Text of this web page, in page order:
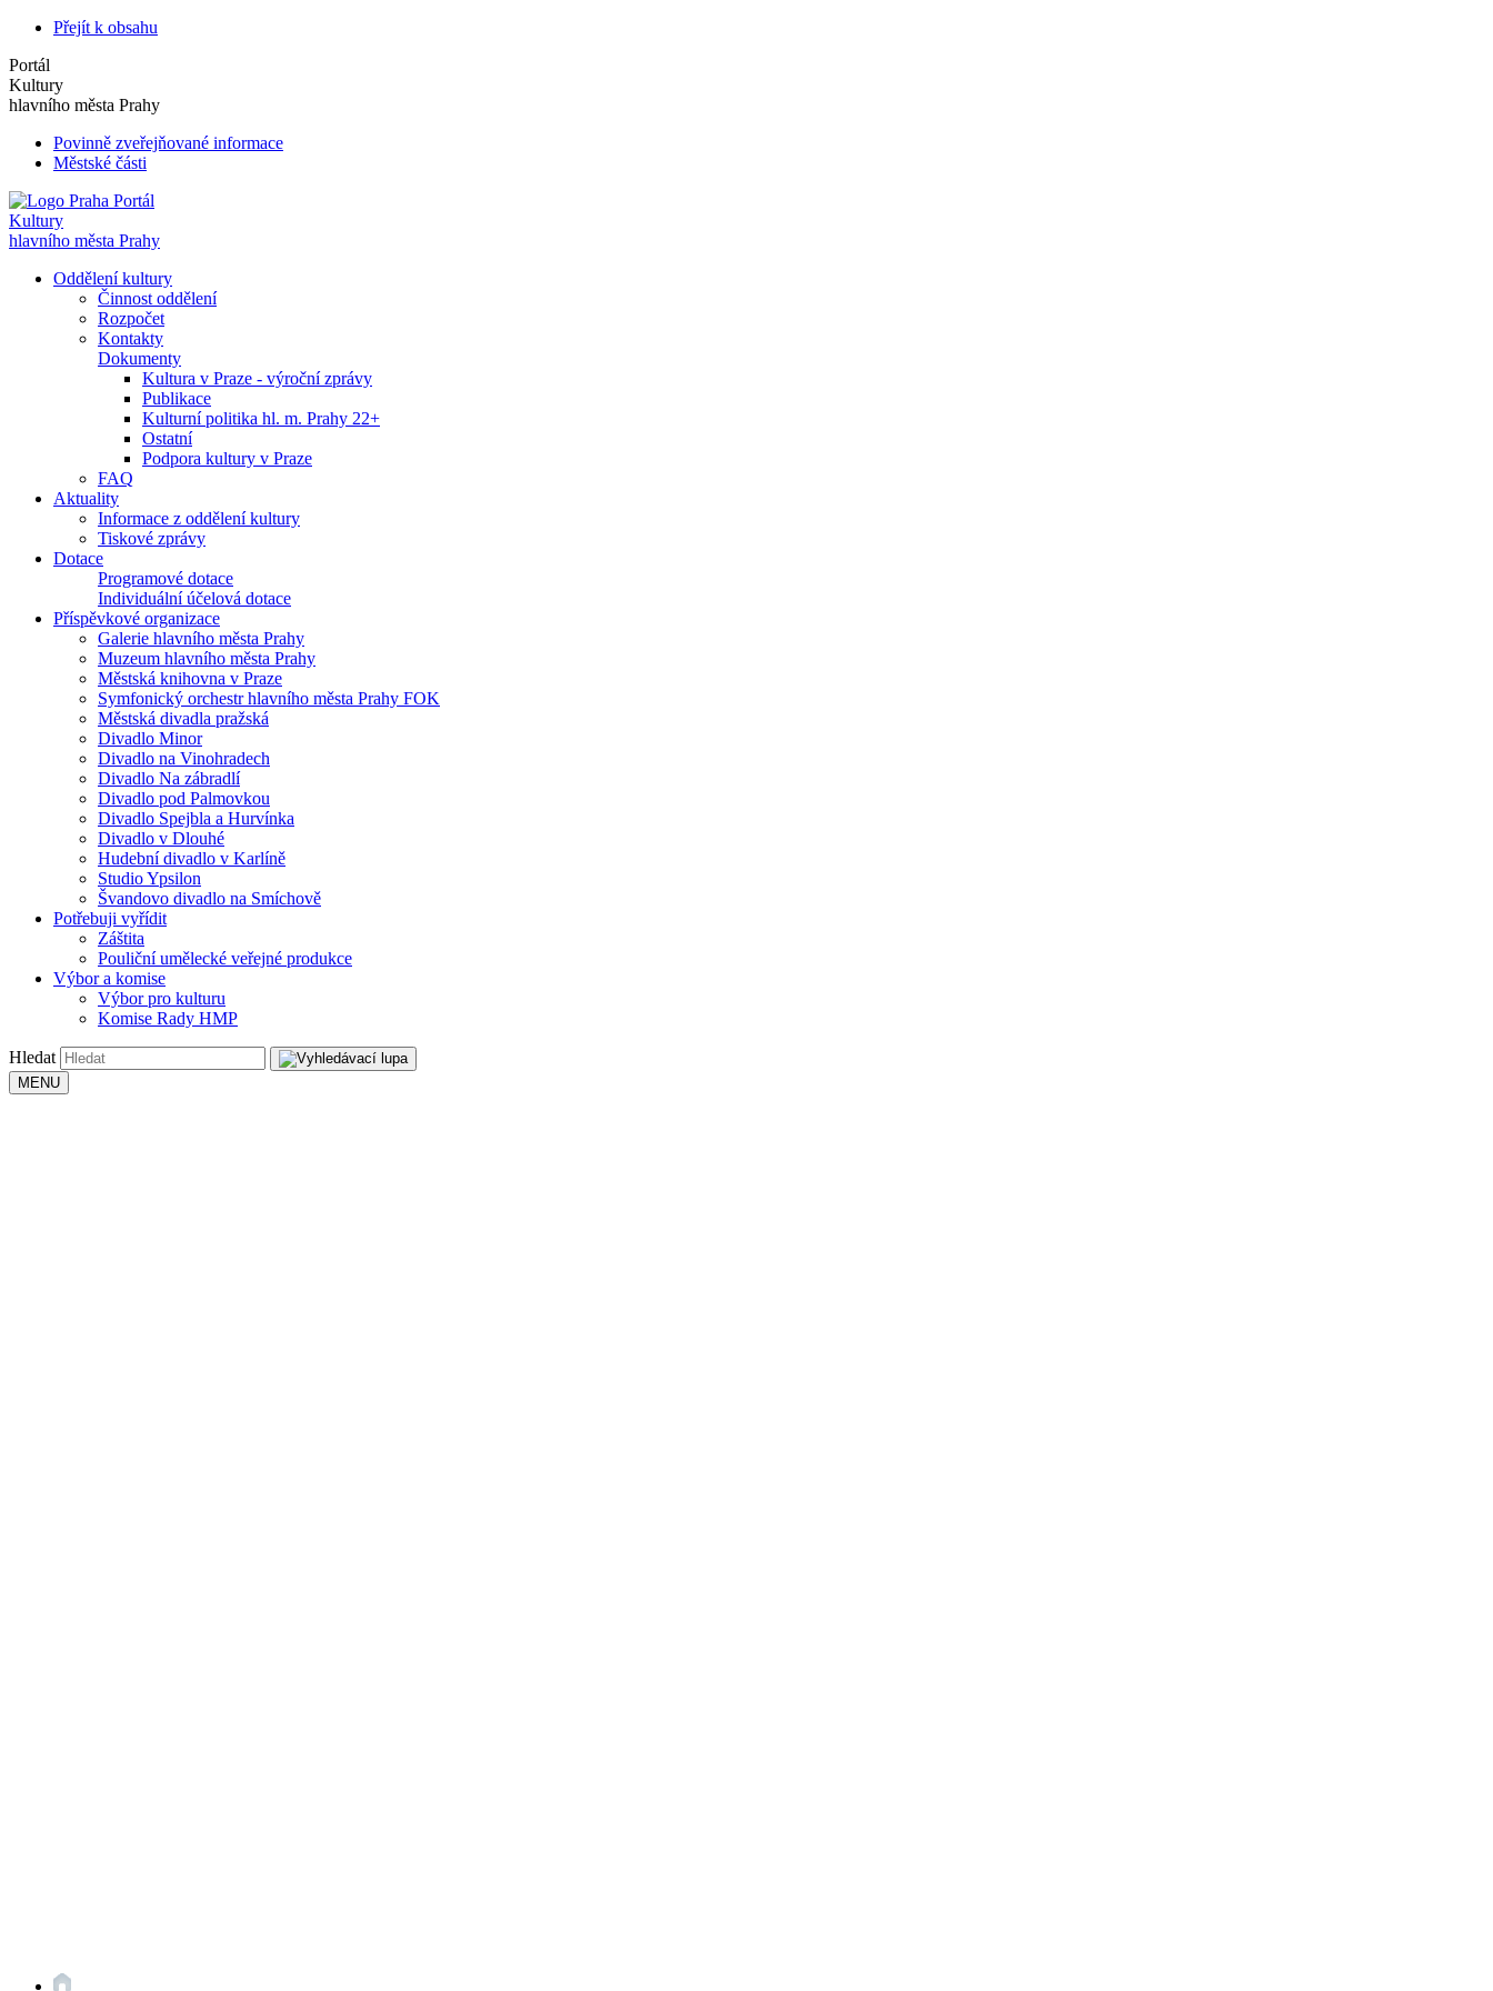
Přejít k obsahu
Portál
Kultury
hlavního města Prahy
Povinně zveřejňované informace
Městské části
Portál
Kultury
hlavního města Prahy
Oddělení kultury
Činnost oddělení
Rozpočet
Kontakty
Dokumenty
Kultura v Praze - výroční zprávy
Publikace
Kulturní politika hl. m. Prahy 22+
Ostatní
Podpora kultury v Praze
FAQ
Aktuality
Informace z oddělení kultury
Tiskové zprávy
Dotace
Programové dotace
Individuální účelová dotace
Příspěvkové organizace
Galerie hlavního města Prahy
Muzeum hlavního města Prahy
Městská knihovna v Praze
Symfonický orchestr hlavního města Prahy FOK
Městská divadla pražská
Divadlo Minor
Divadlo na Vinohradech
Divadlo Na zábradlí
Divadlo pod Palmovkou
Divadlo Spejbla a Hurvínka
Divadlo v Dlouhé
Hudební divadlo v Karlíně
Studio Ypsilon
Švandovo divadlo na Smíchově
Potřebuji vyřídit
Záštita
Pouliční umělecké veřejné produkce
Výbor a komise
Výbor pro kulturu
Komise Rady HMP
Hledat
MENU